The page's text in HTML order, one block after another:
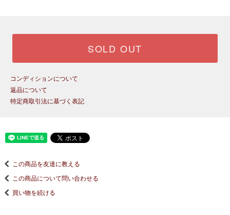
SOLD OUT
コンディションについて
返品について
特定商取引法に基づく表記
この商品を友達に教える
この商品について問い合わせる
買い物を続ける